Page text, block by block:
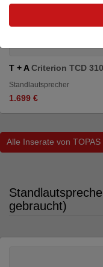
T + ACriterion TCD
Standlautsprecher
1.699 €
Alle Inserate von
gebraucht)